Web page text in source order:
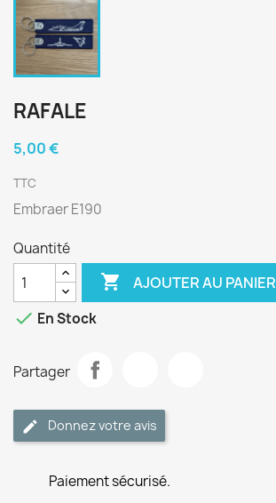
RAFALE
5,00 €
TTC
Embraer E190
Quantité
 AJOUTER AU PANIER
 En Stock
Partager
Donnez votre avis
Paiement sécurisé.